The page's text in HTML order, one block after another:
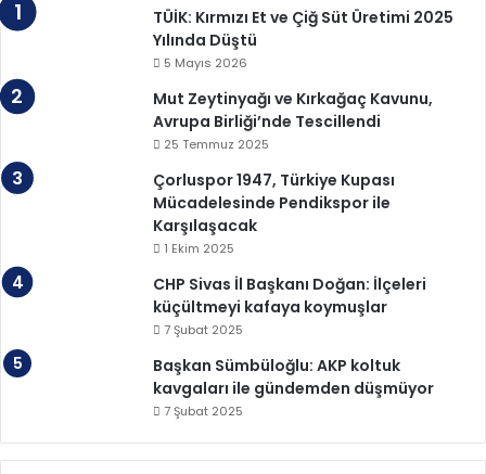
TÜİK: Kırmızı Et ve Çiğ Süt Üretimi 2025
Yılında Düştü
5 Mayıs 2026
Mut Zeytinyağı ve Kırkağaç Kavunu,
Avrupa Birliği’nde Tescillendi
25 Temmuz 2025
Çorluspor 1947, Türkiye Kupası
Mücadelesinde Pendikspor ile
Karşılaşacak
1 Ekim 2025
CHP Sivas İl Başkanı Doğan: İlçeleri
küçültmeyi kafaya koymuşlar
7 Şubat 2025
Başkan Sümbüloğlu: AKP koltuk
kavgaları ile gündemden düşmüyor
7 Şubat 2025